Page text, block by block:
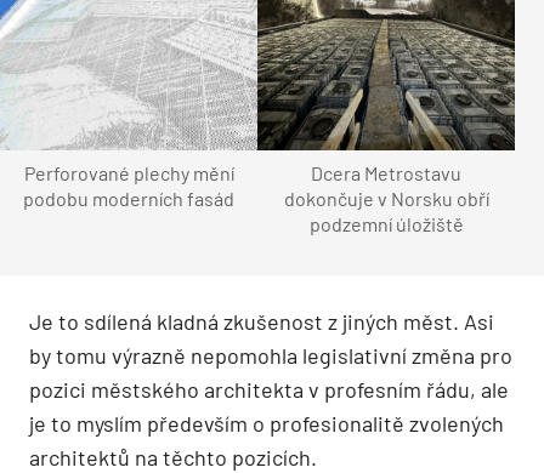
Perforované plechy mění
podobu moderních fasád
Dcera Metrostavu
dokončuje v Norsku obří
podzemní úložiště
Je to sdílená kladná zkušenost z jiných měst. Asi
by tomu výrazně nepomohla legislativní změna pro
pozici městského architekta v profesním řádu, ale
je to myslím především o profesionalitě zvolených
architektů na těchto pozicích.